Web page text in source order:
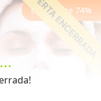
Economize 74%